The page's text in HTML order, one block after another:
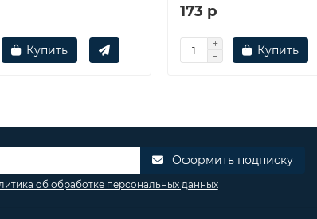
Купить
173 р
Купить
Оформить подписку
об обработке персональных данных